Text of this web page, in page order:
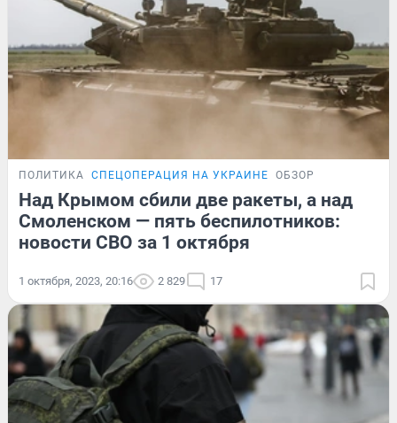
ПОЛИТИКА СПЕЦОПЕРАЦИЯ НА УКРАИНЕ ОБЗОР
Над Крымом сбили две ракеты, а над
Смоленском — пять беспилотников:
новости СВО за 1 октября
1 октября, 2023, 20:16 2 829 17